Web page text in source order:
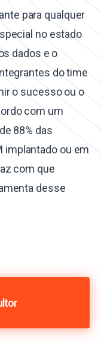
para qualquer
no estado
dados e o
do time
o sucesso ou o
com um
88% das
implantado ou em
com que
desse